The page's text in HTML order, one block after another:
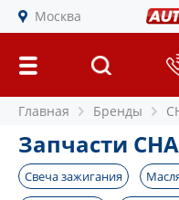
Москва
Главная Бренды
Запчасти
Свеча зажигания